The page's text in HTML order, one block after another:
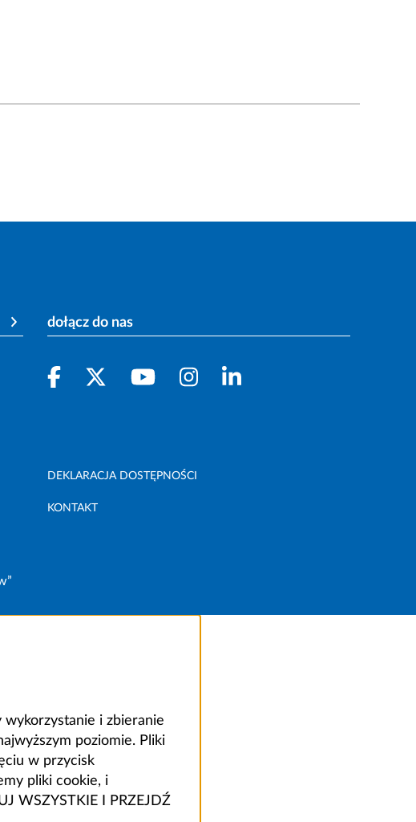
dołącz do nas
DEKLARACJA DOSTĘPNOŚCI
KONTAKT
wykorzystanie i zbieranie
poziomie. Pliki
w przycisk
pliki cookie, i
WSZYSTKIE I PRZEJDŹ